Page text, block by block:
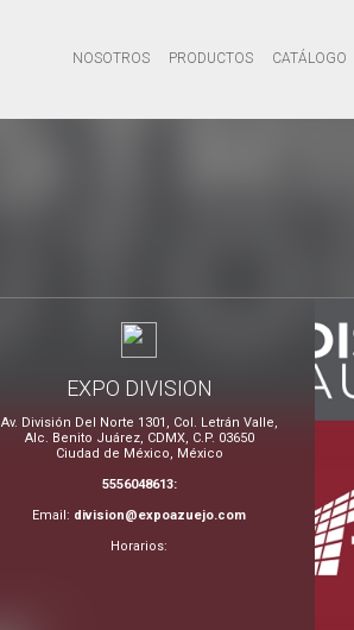
NOSOTROS PRODUCTOS CATÁLOGO
EXPO DIVISION
Av. División Del Norte 1301, Col. Letrán Valle,
Alc. Benito Juárez, CDMX, C.P. 03650
Ciudad de México, México
5556048613:
Email: division@expoazuejo.com
Horarios: